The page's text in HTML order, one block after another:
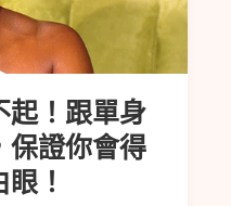
起！跟單身
保證你會得
！